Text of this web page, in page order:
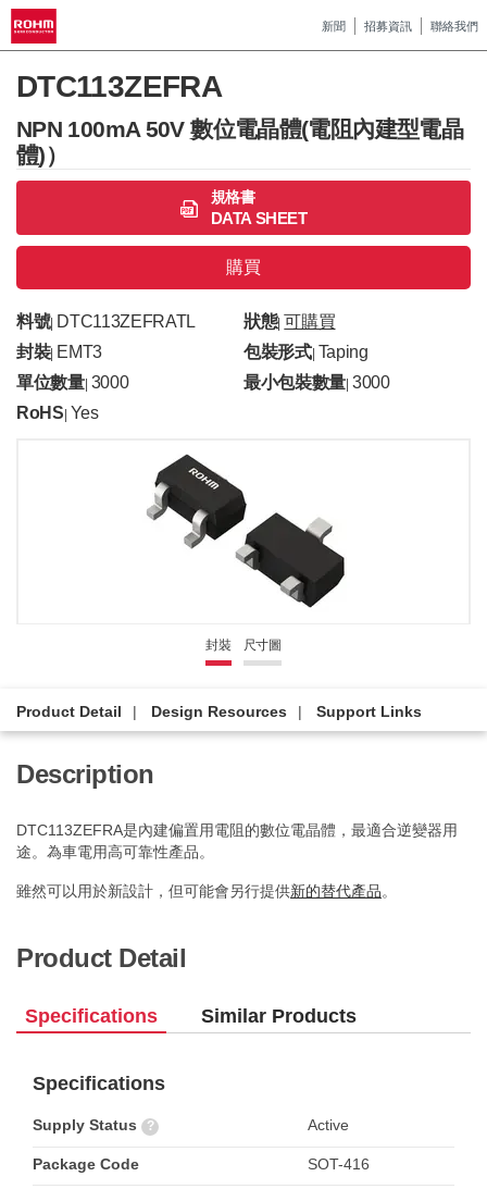
新聞 招募資訊 聯絡我們
DTC113ZEFRA
NPN 100mA 50V 數位電晶體(電阻內建型電晶
體)）
規格書
DATA SHEET
購買
料號| DTC113ZEFRATL 狀態| 可購買
封裝| EMT3 包裝形式| Taping
單位數量| 3000 最小包裝數量 |3000
RoHS Yes
封裝 尺寸圖
Product Detail Design Resources Support Links
Description
DTC113ZEFRA是內建偏置用電阻的數位電晶體，最適合逆變器用
途。為車電用高可靠性產品。
雖然可以用於新設計，但可能會另行提供新的替代產品。
Product Detail
Specifications Similar Products
Specifications
Supply Status ? Active
Package Code SOT-416